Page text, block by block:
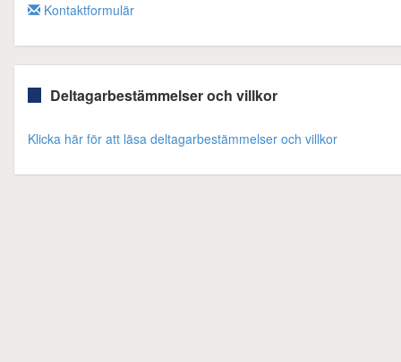
Kontaktformulär
Deltagarbestämmelser och villkor
Klicka här för att läsa deltagarbestämmelser och villkor